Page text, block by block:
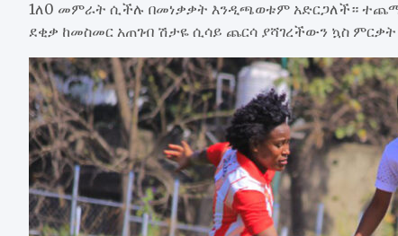
1ለ0 መምራት ሲችሉ በመነቃቃት እንዲጫወቱም አድርጋለች።
ደቂቃ ከመስመር አጠገብ ሽታዬ ሲሳይ ጨርሳ ያሻገረችውን ኳስ